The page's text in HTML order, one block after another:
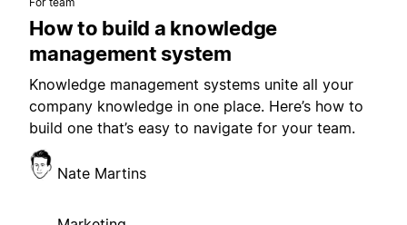
How to build a knowledge
management system
Knowledge management systems unite all your
company knowledge in one place. Here’s how to
build one that’s easy to navigate for your team.
Nate Martins